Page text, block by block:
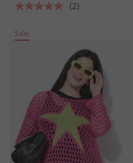
(2)
Sale